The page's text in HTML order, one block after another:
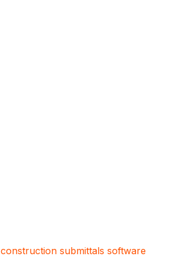
construction submittals software